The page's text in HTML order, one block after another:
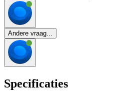
Andere vraag...
Specificaties